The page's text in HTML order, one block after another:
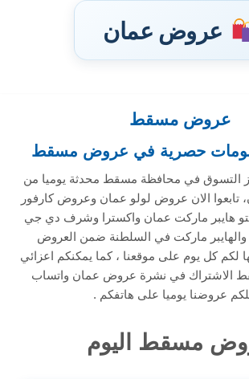
عروض عمان
عروض مسقط
حصرية في عروض مسقط
التسوق في محافظة مسقط محدثة يوميا من
الان عروض لولو عمان وعروض كارفور
هايبر ماركت عمان واكسترا وشرف دي جي
والهايبر ماركت في السلطنة ضمن العروض
لكم كل يوم على موقعنا ، كما يمكنكم اعزائي
الاشتراك في نشرة عروض عمان واتساب
عروضنا يوميا على هاتفكم .
مسقط اليوم